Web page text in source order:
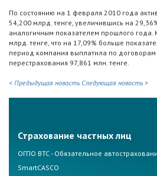
По состоянию на 1 февраля 2010 года
54,200 млрд. тенге, увеличившись на
аналогичным показателем прошлого года.
млрд. тенге, что на 17,09% больше
период компания выплатила по договорам
перестрахования 97,861 млн. тенге.
< Предыдущая новость Следующая новость >
Страхование частных лиц
ОГПО ВТС - Обязательное
SmartCASCO